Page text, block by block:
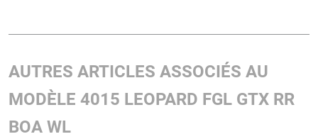
AUTRES ARTICLES ASSOCIÉS AU
MODÈLE 4015 LEOPARD FGL GTX RR
BOA WL